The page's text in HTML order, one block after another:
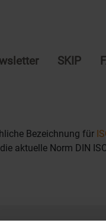
SKIP
Bezeichnung für
aktuelle Norm DIN